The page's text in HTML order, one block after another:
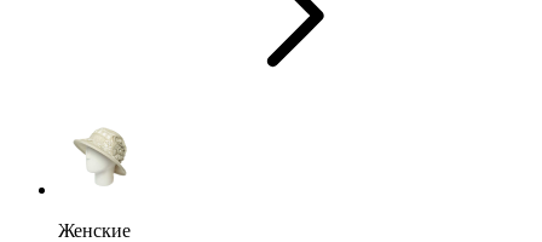
Женские